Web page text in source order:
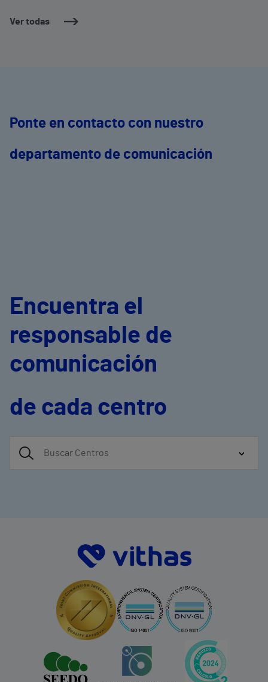
Ver todas
Ponte en contacto con nuestro
departamento de comunicación
Encuentra el
responsable de
comunicación
de cada centro